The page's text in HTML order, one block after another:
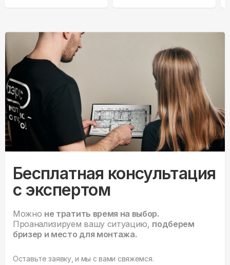
Бесплатная консультация
с экспертом
Можно не тратить время на выбор.
Проанализируем вашу ситуацию, подберем
бризер и место для монтажа.
Оставьте заявку, и мы с вами свяжемся.